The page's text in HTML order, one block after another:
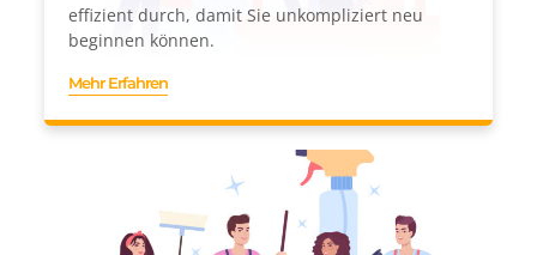
effizient durch, damit Sie unkompliziert neu
beginnen können.
Mehr Erfahren